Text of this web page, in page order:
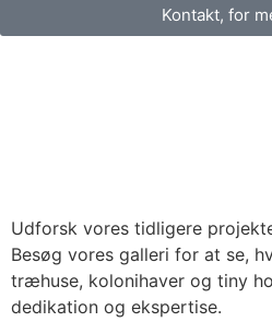
Kontakt, for
Udforsk vores tidligere
Besøg vores galleri for at se,
træhuse, kolonihaver og tiny
dedikation og ekspertise.